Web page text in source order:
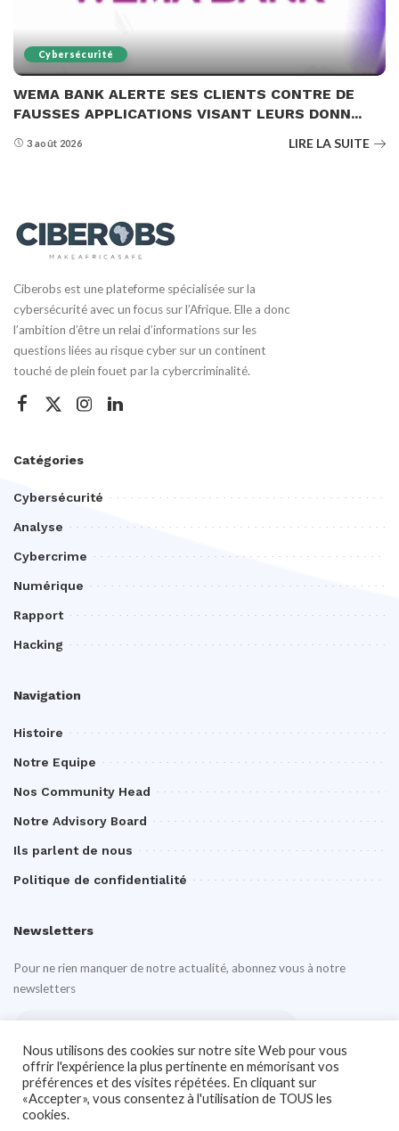
Cybersécurité
WEMA BANK ALERTE SES CLIENTS CONTRE DE
FAUSSES APPLICATIONS VISANT LEURS DONN...
3 août 2026 LIRE LA SUITE
Ciberobs est une plateforme spécialisée sur la
cybersécurité avec un focus sur l’Afrique. Elle a donc
l’ambition d’être un relai d’informations sur les
questions liées au risque cyber sur un continent
touché de plein fouet par la cybercriminalité.
Catégories
Cybersécurité
Analyse
Cybercrime
Numérique
Rapport
Hacking
Navigation
Histoire
Notre Equipe
Nos Community Head
Notre Advisory Board
Ils parlent de nous
Politique de confidentialité
Newsletters
Pour ne rien manquer de notre actualité, abonnez vous à notre
newsletters
Notre site Web utilise des cookies pour améliorer votre expérience. En savoir
Nous utilisons des cookies sur notre site Web pour vous
offrir l'expérience la plus pertinente en mémorisant vos
préférences et des visites répétées. En cliquant sur
«Accepter», vous consentez à l'utilisation de TOUS les
cookies.